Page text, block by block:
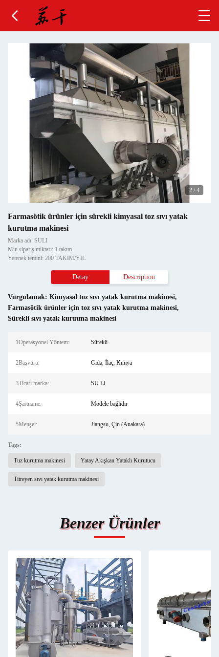
2 / 4
Farmasötik ürünler için sürekli kimyasal toz sıvı yatak
kurutma makinesi
Marka adı: SULI
Min sipariş miktarı: 1 takım
Yetenek temini: 200 TAKIM/YIL
Detay Description
Vurgulamak: Kimyasal toz sıvı yatak kurutma makinesi,
Farmasötik ürünler için toz sıvı yatak kurutma makinesi,
Sürekli sıvı yatak kurutma makinesi
1Operasyonel Yöntem: Sürekli
2Başvuru: Gıda, İlaç, Kimya
3Ticari marka: SU LI
4Şartname: Modele bağlıdır
5Menşei: Jiangsu, Çin (Anakara)
Tags:
Tuz kurutma makinesi Yatay Akışkan Yataklı Kurutucu
Titreyen sıvı yatak kurutma makinesi
Benzer Ürünler